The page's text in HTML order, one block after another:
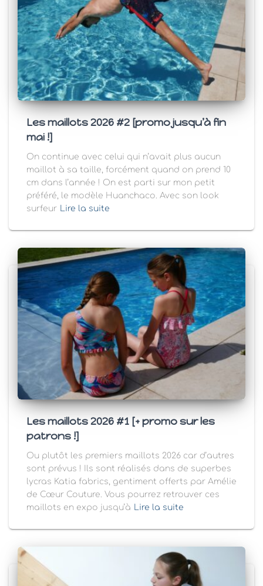
Les maillots 2026 #2 [promo jusqu’à fin
mai !]
On continue avec celui qui n’avait plus aucun
maillot à sa taille, forcément quand on prend 10
cm dans l’année ! On est parti sur mon petit
préféré, le modèle Huanchaco. Avec son look
surfeur
Lire la suite
Les maillots 2026 #1 [+ promo sur les
patrons !]
Ou plutôt les premiers maillots 2026 car d’autres
sont prévus ! Ils sont réalisés dans de superbes
lycras Katia fabrics, gentiment offerts par Amélie
de Cœur Couture. Vous pourrez retrouver ces
maillots en expo jusqu’à Lire la suite